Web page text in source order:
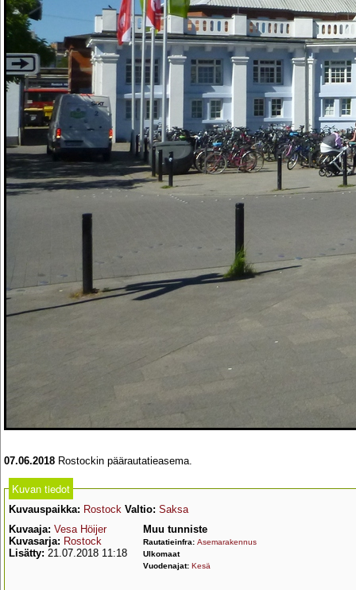
07.06.2018 Rostockin päärautatieasema.
Kuvan tiedot
Kuvauspaikka: Rostock Valtio: Saksa
Kuvaaja: Vesa Höijer
Kuvasarja: Rostock
Lisätty: 21.07.2018 11:18
Muu tunniste
Rautatieinfra: Asemarakennus
Ulkomaat
Vuodenajat: Kesä